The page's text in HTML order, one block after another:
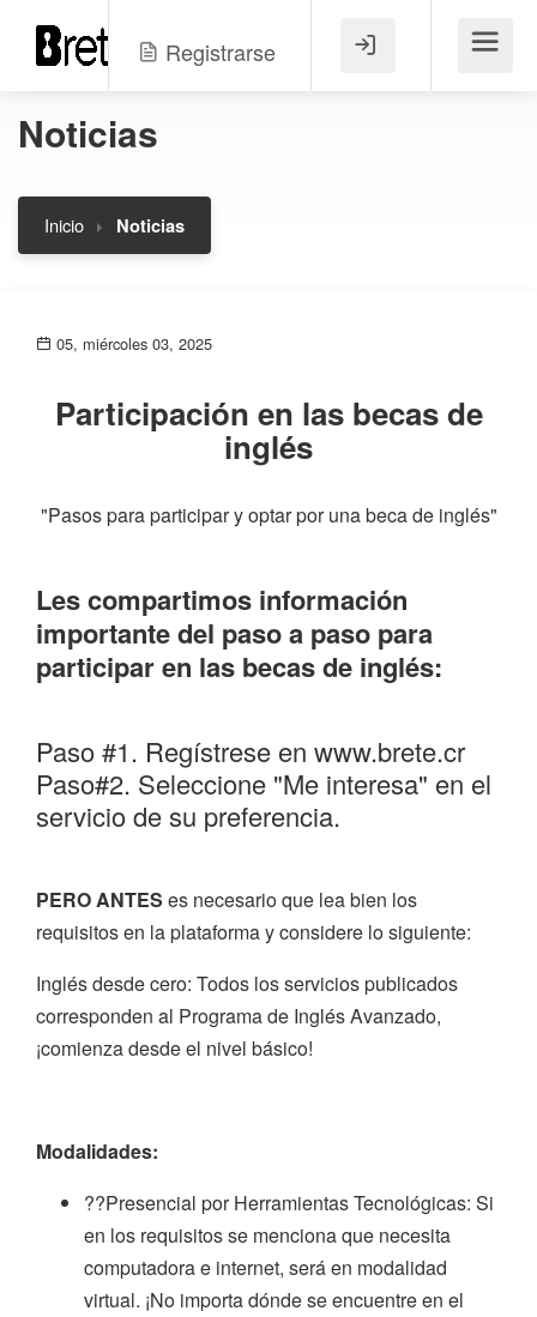
Registrarse Menú
Noticias
Inicio Noticias
05, miércoles 03, 2025
Participación en las becas de
inglés
"Pasos para participar y optar por una beca de inglés"
Les compartimos información
importante del paso a paso para
participar en las becas de inglés:
Paso #1. Regístrese en www.brete.cr
Paso#2. Seleccione "Me interesa" en el
servicio de su preferencia.
PERO ANTES es necesario que lea bien los
requisitos en la plataforma y considere lo siguiente:
Inglés desde cero: Todos los servicios publicados
corresponden al Programa de Inglés Avanzado,
¡comienza desde el nivel básico!
Modalidades:
??Presencial por Herramientas Tecnológicas: Si
en los requisitos se menciona que necesita
computadora e internet, será en modalidad
virtual. ¡No importa dónde se encuentre en el